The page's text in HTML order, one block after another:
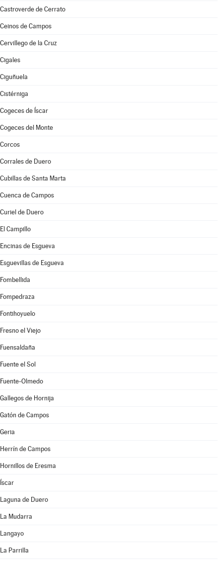
Castroverde de Cerrato
Ceinos de Campos
Cervillego de la Cruz
Cigales
Ciguñuela
Cistérniga
Cogeces de Íscar
Cogeces del Monte
Corcos
Corrales de Duero
Cubillas de Santa Marta
Cuenca de Campos
Curiel de Duero
El Campillo
Encinas de Esgueva
Esguevillas de Esgueva
Fombellida
Fompedraza
Fontihoyuelo
Fresno el Viejo
Fuensaldaña
Fuente el Sol
Fuente-Olmedo
Gallegos de Hornija
Gatón de Campos
Geria
Herrín de Campos
Hornillos de Eresma
Íscar
Laguna de Duero
La Mudarra
Langayo
La Parrilla